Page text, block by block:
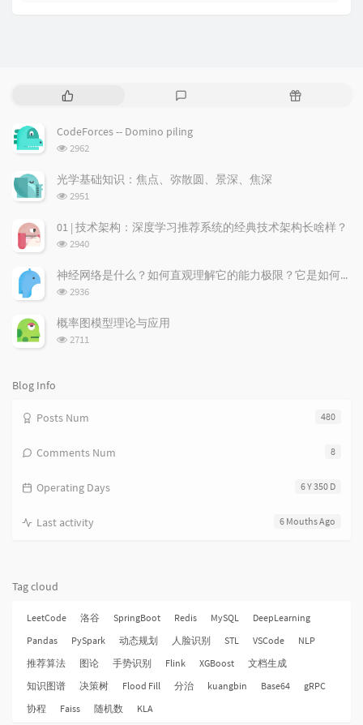
P
p
u
a
r
r
t
c
l
s
e
t
m
n
R
t
l
CodeForces -- Domino piling
浏
次
数:
2962
光学基础知识：焦点、弥散圆、景深、焦深
浏
次
数:
2951
01 | 技术架构：深度学习推荐系统的经典技术架构长啥样？
浏
次
数:
2940
神经网络是什么？如何直观理解它的能力极限？它是如何无限逼近真理？
浏
次
数:
2936
概率图模型理论与应用
浏
2711
Blog Info
480
Posts Num
8
Comments Num
6 Y 350 D
Operating Days
6 Mouths Ago
Last activity
Tag cloud
LeetCode 洛谷 SpringBoot Redis MySQL
DeepLearning
Pandas
PySpark 动态规划 人脸识别 STL VSCode
NLP
推荐算法
图论 手势识别 Flink XGBoost
文档生成
知识图谱
决策树 Flood Fill 分治 kuangbin Base64
gRPC
协程
Faiss 随机数 KLA